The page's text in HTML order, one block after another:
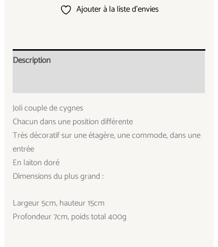
Ajouter à la liste d’envies
Description
Joli couple de cygnes
Chacun dans une position différente
Très décoratif sur une étagère, une commode, dans une
entrée
En laiton doré
Dimensions du plus grand :
Largeur 5cm, hauteur 15cm
Profondeur 7cm, poids total 400g